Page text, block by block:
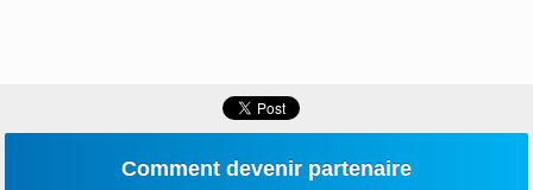
Comment devenir partenaire